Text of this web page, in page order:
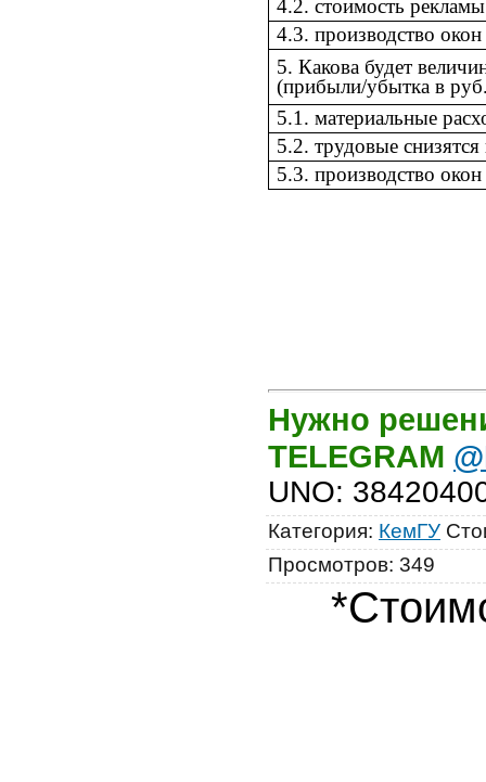
4.2. стоимость
4.3. производство
5. Какова будет
(прибыли/убытка в
5.1. материальные
5.2. трудовые
5.3. производство
Нужно
TELEGRAM
UNO:
Категория: КемГУ
Просмотров: 349